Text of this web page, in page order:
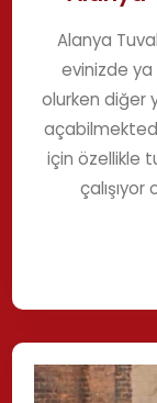
Alanya
evinizde
olurken
için özellikle